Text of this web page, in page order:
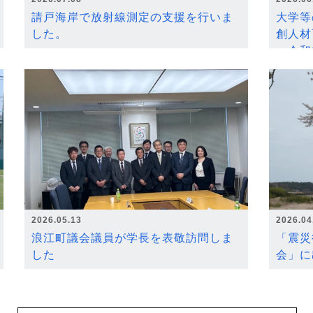
請戸海岸で放射線測定の支援を行いま
した。
大学
創人
～令
2026.05.13
浪江町議会議員が学長を表敬訪問しま
した
「震
会」